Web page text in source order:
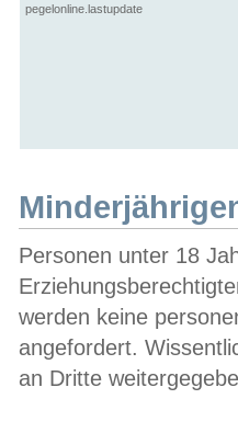
pegelonline.lastupdate
Personen unter 18
werden keine
angefordert.
an Dritte